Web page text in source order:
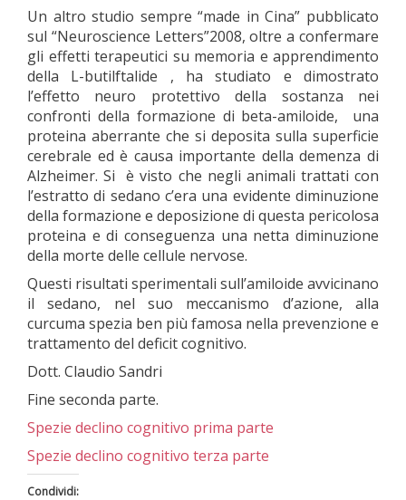
Un altro studio sempre “made in Cina” pubblicato
sul “Neuroscience Letters”2008, oltre a confermare
gli effetti terapeutici su memoria e apprendimento
della L-butilftalide , ha studiato e dimostrato
l’effetto neuro protettivo della sostanza nei
confronti della formazione di beta-amiloide, una
proteina aberrante che si deposita sulla superficie
cerebrale ed è causa importante della demenza di
Alzheimer. Si è visto che negli animali trattati con
l’estratto di sedano c’era una evidente diminuzione
della formazione e deposizione di questa pericolosa
proteina e di conseguenza una netta diminuzione
della morte delle cellule nervose.
Questi risultati sperimentali sull’amiloide avvicinano
il sedano, nel suo meccanismo d’azione, alla
curcuma spezia ben più famosa nella prevenzione e
trattamento del deficit cognitivo.
Dott. Claudio Sandri
Fine seconda parte.
Spezie declino cognitivo prima parte
Spezie declino cognitivo terza parte
Condividi: